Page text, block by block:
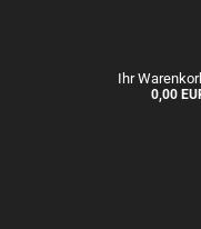
Ihr
0,00